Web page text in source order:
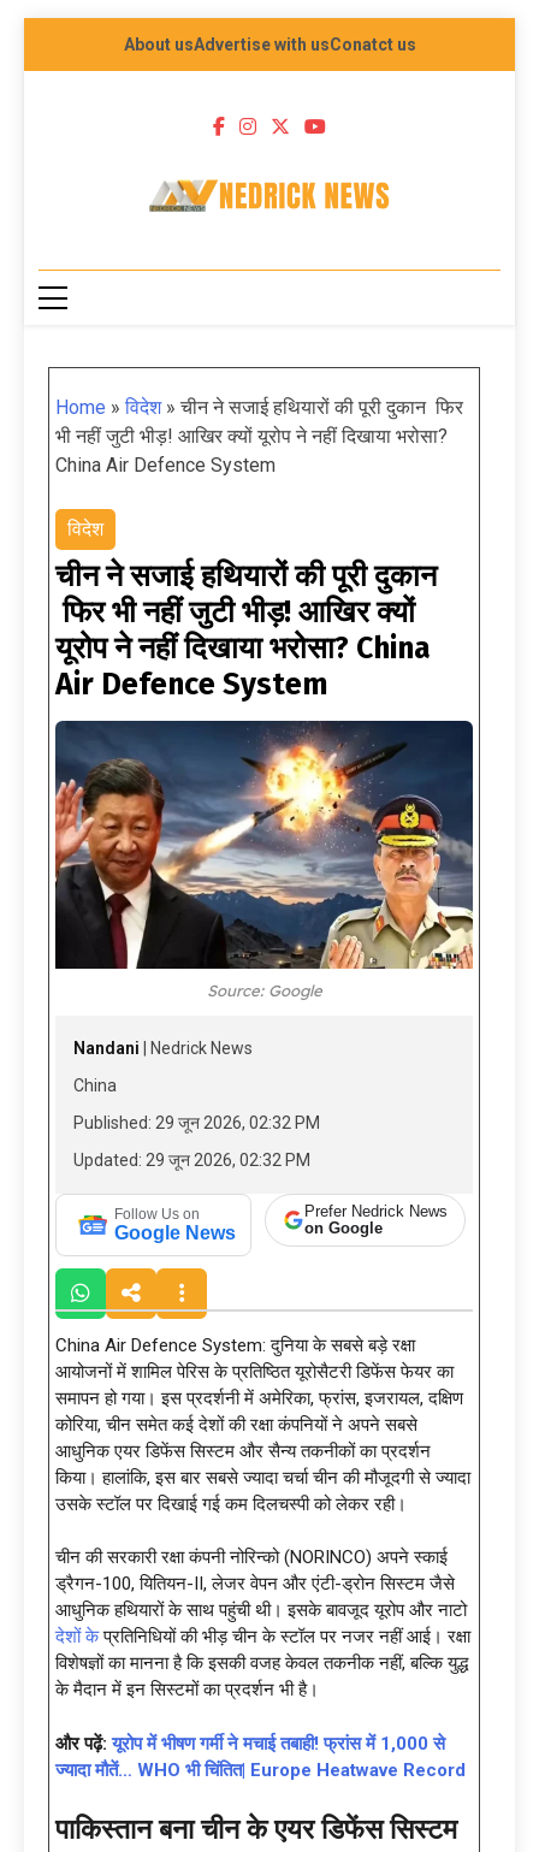
About usAdvertise with usConatct us
NEDRICK NEWS
Home »विदेश»चीन ने सजाई हथियारों की पूरी दुकान फिर
भी नहीं जुटी भीड़! आखिर क्यों यूरोप ने नहीं दिखाया भरोसा?
China Air Defence System
विदेश
चीन ने सजाई हथियारों की पूरी दुकान
फिर भी नहीं जुटी भीड़! आखिर क्यों
यूरोप ने नहीं दिखाया भरोसा? China
Air Defence System
Source: Google
Nandani | Nedrick News
China
Published: 29 जून 2026, 02:32 PM
Updated: 29 जून 2026, 02:32 PM
Follow Us on
Google News
Prefer Nedrick News
on Google
China Air Defence System: दुनिया के सबसे बड़े रक्षा
आयोजनों में शामिल पेरिस के प्रतिष्ठित यूरोसैटरी डिफेंस फेयर का
समापन हो गया। इस प्रदर्शनी में अमेरिका, फ्रांस, इजरायल, दक्षिण
कोरिया, चीन समेत कई देशों की रक्षा कंपनियों ने अपने सबसे
आधुनिक एयर डिफेंस सिस्टम और सैन्य तकनीकों का प्रदर्शन
किया। हालांकि, इस बार सबसे ज्यादा चर्चा चीन की मौजूदगी से ज्यादा
उसके स्टॉल पर दिखाई गई कम दिलचस्पी को लेकर रही।
चीन की सरकारी रक्षा कंपनी नोरिन्को (NORINCO) अपने स्काई
ड्रैगन-100, यितियन-II, लेजर वेपन और एंटी-ड्रोन सिस्टम जैसे
आधुनिक हथियारों के साथ पहुंची थी। इसके बावजूद यूरोप और नाटो
देशों केप्रतिनिधियों की भीड़ चीन के स्टॉल पर नजर नहीं आई। रक्षा
विशेषज्ञों का मानना है कि इसकी वजह केवल तकनीक नहीं, बल्कि युद्ध
के मैदान में इन सिस्टमों का प्रदर्शन भी है।
और पढ़ें:यूरोप में भीषण गर्मी ने मचाई तबाही! फ्रांस में 1,000 से
ज्यादा मौतें… WHO भी चिंतित| Europe Heatwave Record
पाकिस्तान बना चीन के एयर डिफेंस सिस्टम